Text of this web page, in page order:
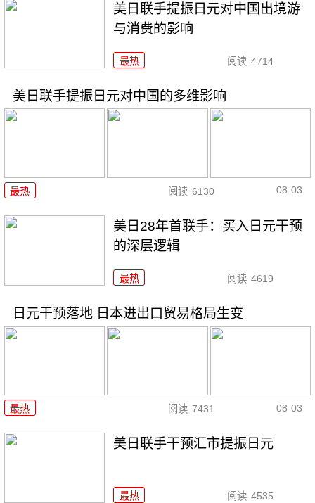
美日联手提振日元对中国出境游
与消费的影响
最热 阅读 4714
美日联手提振日元对中国的多维影响
最热 阅读 6130 08-03
美日28年首联手：买入日元干预
的深层逻辑
最热 阅读 4619
日元干预落地 日本进出口贸易格局生变
最热 阅读 7431 08-03
美日联手干预汇市提振日元
最热 阅读 4535